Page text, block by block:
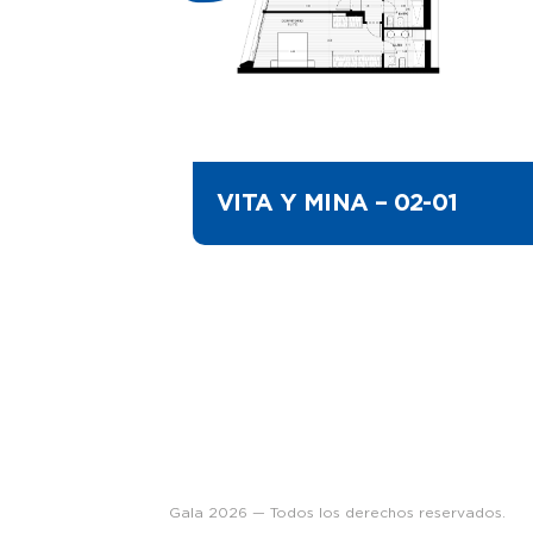
VITA Y MINA – 02-01
Gala 2026 — Todos los derechos reservados.